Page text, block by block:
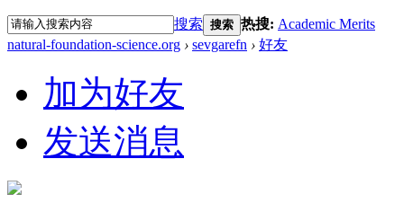
搜索 搜索 热搜: Academic Merits
natural-foundation-science.org › sevgarefn › 好友
加为好友
发送消息